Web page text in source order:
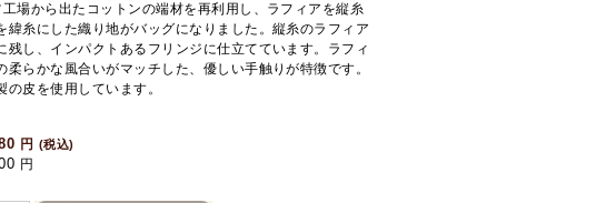
場から出たコットンの端材を再利用し、ラフィアを縦糸
緯糸にした織り地がバッグになりました。縦糸のラフィア
残し、インパクトあるフリンジに仕立てています。ラフィ
柔らかな風合いがマッチした、優しい手触りが特徴です。
の皮を使用しています。
円 (税込)
円